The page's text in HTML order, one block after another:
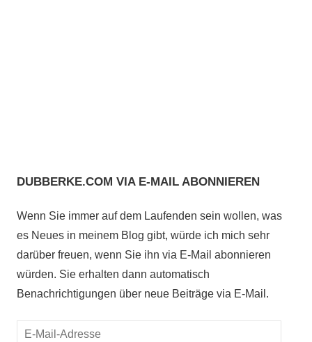
DUBBERKE.COM VIA E-MAIL ABONNIEREN
Wenn Sie immer auf dem Laufenden sein wollen, was
es Neues in meinem Blog gibt, würde ich mich sehr
darüber freuen, wenn Sie ihn via E-Mail abonnieren
würden. Sie erhalten dann automatisch
Benachrichtigungen über neue Beiträge via E-Mail.
E-